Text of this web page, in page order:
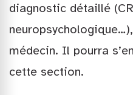
diagnostic détaillé
médecin. Il pourra
cette section.